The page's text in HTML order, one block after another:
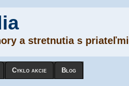
a stretnutia s priateľmi
Cyklo akcie Blog